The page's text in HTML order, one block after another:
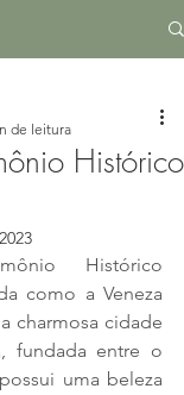
Histórico
de leitura
Histórico
como a Veneza
charmosa cidade
fundada entre o
uma beleza